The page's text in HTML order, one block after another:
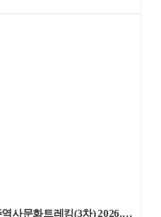
원주역사문화트레킹(3차) 2026. 05. 23.(토)